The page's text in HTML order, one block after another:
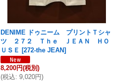
DENIME ドゥニーム プリントＴシャ
ツ ２７２ Ｔｈｅ ＪＥＡＮ ＨＯ
ＵＳＥ [272-the JEAN]
8,200円(税別)
(税込: 9,020円)